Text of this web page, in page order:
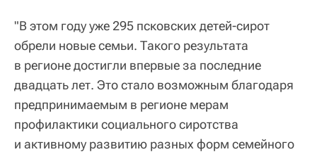
"В этом году уже 295 псковских детей-сирот
обрели новые семьи. Такого результата
в регионе достигли впервые за последние
двадцать лет. Это стало возможным благодаря
предпринимаемым в регионе мерам
профилактики социального сиротства
и активному развитию разных форм семейного